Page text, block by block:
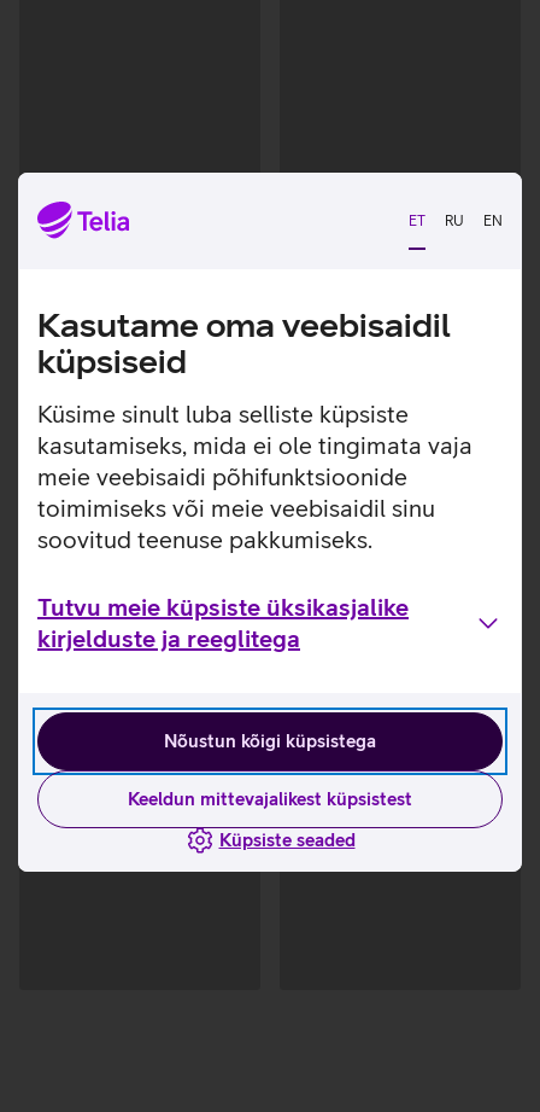
ET RU EN
Kasutame oma veebisaidil
küpsiseid
Küsime sinult luba selliste küpsiste
kasutamiseks, mida ei ole tingimata vaja
meie veebisaidi põhifunktsioonide
toimimiseks või meie veebisaidil sinu
soovitud teenuse pakkumiseks.
Tutvu meie küpsiste üksikasjalike
kirjelduste ja reeglitega
Nõustun kõigi küpsistega
Keeldun mittevajalikest küpsistest
Küpsiste seaded
Andmete
laadimine
Andmete